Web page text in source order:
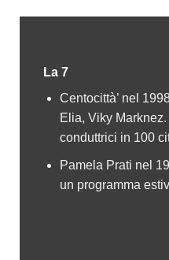
La 7
Centocittà’ nel
Elia, Viky
conduttrici in 100
Pamela Prati nel
un programma